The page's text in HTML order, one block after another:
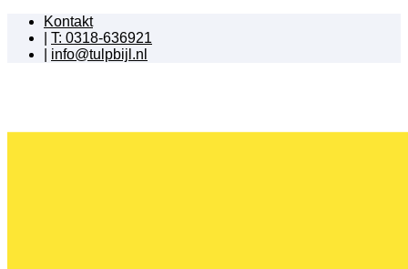
Kontakt
T: 0318-636921
info@tulpbijl.nl